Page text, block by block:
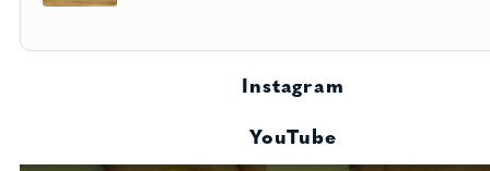
Instagram
YouTube